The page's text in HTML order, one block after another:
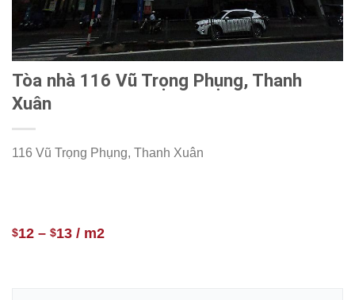
Tòa nhà 116 Vũ Trọng Phụng, Thanh
Xuân
116 Vũ Trọng Phụng, Thanh Xuân
$12 – $13 / m2